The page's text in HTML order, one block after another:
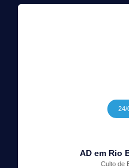
24/
AD em Rio
Culto de